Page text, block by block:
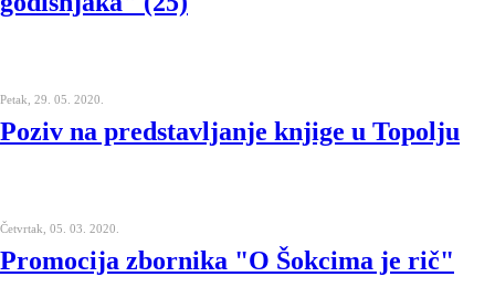
Petak, 29. 05. 2020.
Poziv na predstavljanje knjige u Topolju
Četvrtak, 05. 03. 2020.
Promocija zbornika "O Šokcima je rič"